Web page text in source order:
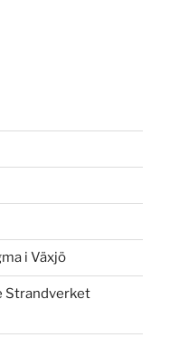
i Växjö
Strandverket